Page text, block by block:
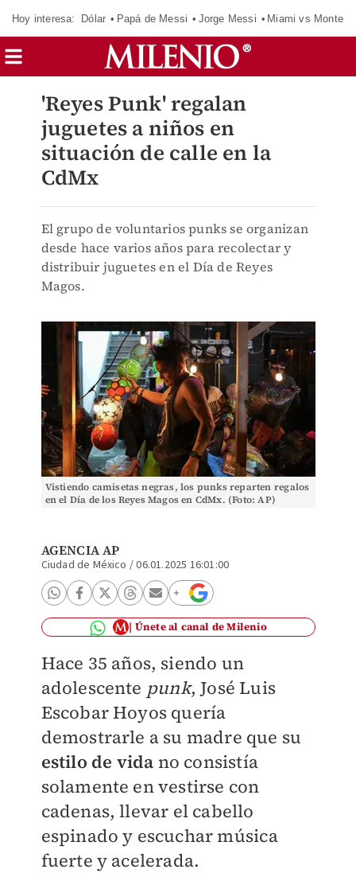
Hoy interesa: Dólar Papá de Messi Jorge Messi Miami vs
'Reyes Punk' regalan
juguetes a niños en
situación de calle en la
CdMx
El grupo de voluntarios punks se organizan
desde hace varios años para recolectar y
distribuir juguetes en el Día de Reyes
Magos.
Vistiendo camisetas negras, los punks reparten regalos
en el Día de los Reyes Magos en CdMx. (Foto: AP)
AGENCIA AP
Ciudad de México /06.01.2025 16:01:00
Únete al canal de Milenio
Hace 35 años, siendo un
adolescente punk, José Luis
Escobar Hoyos quería
demostrarle a su madre que su
estilo de vida no consistía
solamente en vestirse con
cadenas, llevar el cabello
espinado y escuchar música
fuerte y acelerada.